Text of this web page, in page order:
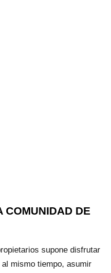
COMUNIDAD DE
supone disfrutar
mismo tiempo, asumir